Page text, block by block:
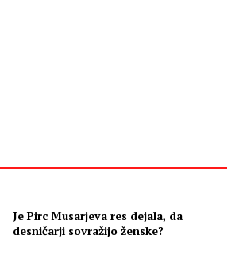
Je Pirc Musarjeva res dejala, da
desničarji sovražijo ženske?